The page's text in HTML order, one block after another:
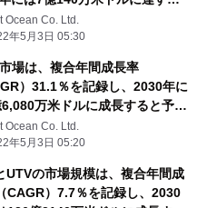
される
Ocean Co. Ltd.
年5月3日 05:30
場は、複合年間成長率
）31.1％を記録し、2030年に
万米ドルに成長すると予測
Ocean Co. Ltd.
年5月3日 05:20
UTVの市場規模は、複合年間成
CAGR）7.7％を記録し、2030